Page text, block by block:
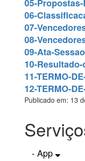
05-
06-
07-
08-
09-Ata-
10-
11-TERMO-
12-TERMO-
Publicado em: 13
- App